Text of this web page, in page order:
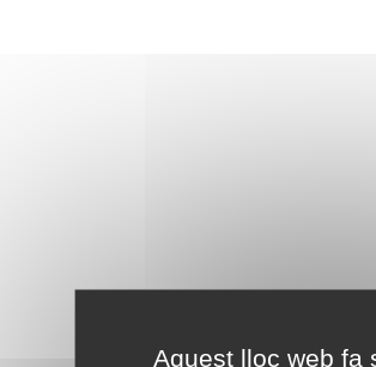
Aquest lloc web fa